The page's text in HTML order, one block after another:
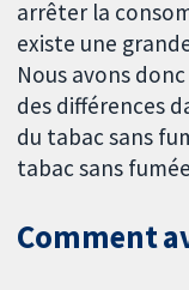
arrêter la
existe une
Nous avons
des différences
du tabac sans
tabac sans
Comment